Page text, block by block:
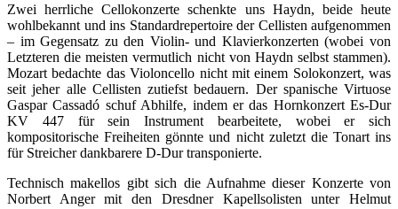
Zwei herrliche Cellokonzerte schenkte uns Haydn, beide heute
wohlbekannt und ins Standardrepertoire der Cellisten aufgenommen
– im Gegensatz zu den Violin- und Klavierkonzerten (wobei von
Letzteren die meisten vermutlich nicht von Haydn selbst stammen).
Mozart bedachte das Violoncello nicht mit einem Solokonzert, was
seit jeher alle Cellisten zutiefst bedauern. Der spanische Virtuose
Gaspar Cassadó schuf Abhilfe, indem er das Hornkonzert Es-Dur
KV 447 für sein Instrument bearbeitete, wobei er sich
kompositorische Freiheiten gönnte und nicht zuletzt die Tonart ins
für Streicher dankbarere D-Dur transponierte.
Technisch makellos gibt sich die Aufnahme dieser Konzerte von
Norbert Anger mit den Dresdner Kapellsolisten unter Helmut